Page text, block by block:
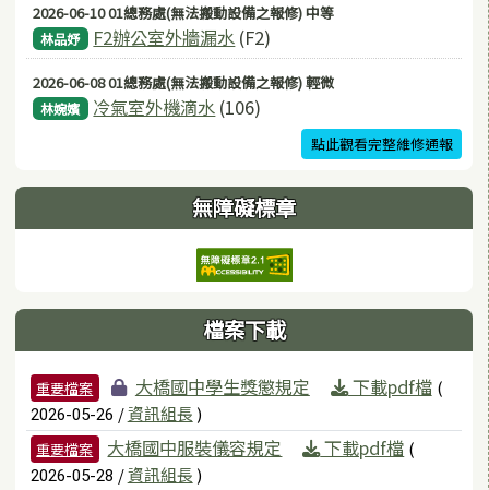
2026-06-10 01總務處(無法搬動設備之報修) 中等
林品妤 F2辦公室外牆漏水 (F2)
2026-06-08 01總務處(無法搬動設備之報修) 輕微
林婉嬪 冷氣室外機滴水 (106)
點此觀看完整維修通報
無障礙標章
檔案下載
檔案列表
重要檔案 大橋國中學生獎懲規定 下載pdf檔 (
2026-05-26 /資訊組長 )
重要檔案 大橋國中服裝儀容規定 下載pdf檔 (
2026-05-28 /資訊組長 )